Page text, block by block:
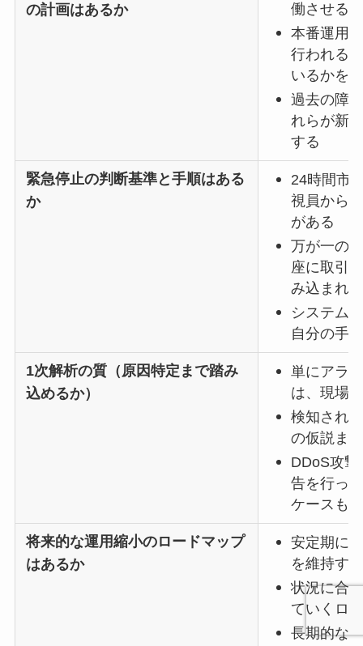
の計画はあるか
働させる
本番運用
行われる
いるかを
過去の障
れらが新
する
緊急停止の判断基準と手順はある
か
24時間市
視員から
がある
万が一の
座に取引
み込まれ
システム
自分の手
1次解析の質（原因特定まで踏み
込めるか）
単にアラ
は、現場
検知され
の仮説ま
DDoS攻
告を行っ
ケースも
将来的な運用縮小のロードマップ
はあるか
安定期に
を維持す
状況に合
ていくロ
長期的な